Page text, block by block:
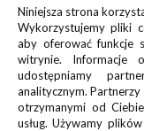
Zapisz się do
promocjach i
Niniejsza strona
Wykorzystujemy pliki
aby oferować funkcje
witrynie. Informacje
udostępniamy
analitycznym.
otrzymanymi od
usług. Używamy